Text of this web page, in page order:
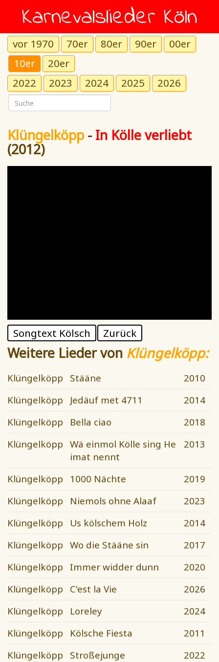
Karnevalslieder Köln
vor 1970 70er 80er 90er
00er
10er
20er
2022
2023 2024 2025 2026
Klüngelköpp - In Kölle verliebt
(2012)
Songtext Kölsch Zurück
Weitere Lieder von Klüngelköpp:
Klüngelköpp Stääne
2010
Klüngelköpp
Jedäuf met 4711
2014
Klüngelköpp
Bella ciao
2018
Klüngelköpp Wä einmol Kölle sing He
imat nennt
2013
Klüngelköpp 1000 Nächte
2019
Klüngelköpp
Niemols ohne Alaaf
2023
Klüngelköpp
Us kölschem Holz
2014
Klüngelköpp Wo die Stääne sin
2017
Klüngelköpp
Immer widder dunn
2020
Klüngelköpp
C'est la Vie
2026
Klüngelköpp
Loreley
2024
Klüngelköpp
Kölsche Fiesta
2011
Klüngelköpp
Stroßejunge
2022